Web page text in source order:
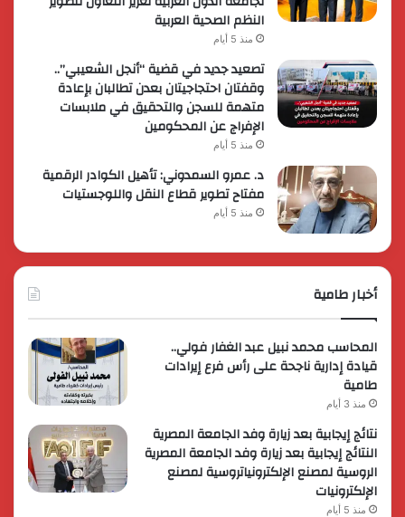
النظم الصحية العربية
منذ 5 أيام
تصعيد جديد في قضية “أنجل الشعيبي”..
وقفتان احتجاجيتان بعدن تطالبان بإعادة
متهمة للسجن والتحقيق في ملابسات
الإفراج عن المحكومين
منذ 5 أيام
د. عمرو السمدوني: تأهيل الكوادر الرقمية
مفتاح تطوير قطاع النقل واللوجستيات
منذ 5 أيام
أخبار طامية
المحاسب محمد نبيل عبد الغفار فولي..
قيادة إدارية ناجحة على رأس فرع إيرادات
طامية
منذ 3 أيام
نتائج إيجابية بعد زيارة وفد الجامعة المصرية
النتائج إيجابية بعد زيارة وفد الجامعة المصرية
الروسية لمصنع الإلكترونياتروسية لمصنع
الإلكترونيات
منذ 5 أيام